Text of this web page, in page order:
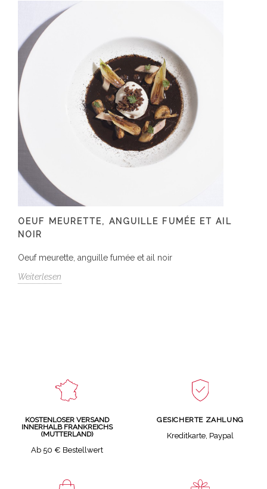
OEUF MEURETTE, ANGUILLE FUMÉE ET AIL
NOIR
Oeuf meurette, anguille fumée et ail noir
Weiterlesen
KOSTENLOSER VERSAND
INNERHALB FRANKREICHS
(MUTTERLAND)
Ab 50 € Bestellwert
GESICHERTE ZAHLUNG
Kreditkarte, Paypal